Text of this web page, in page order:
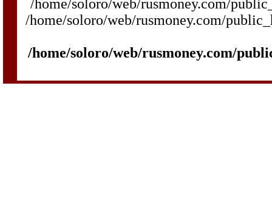
/home/soloro/web/rusmoney.com/
/home/soloro/web/rusmoney.com/
/home/soloro/web/rusmoney.com/